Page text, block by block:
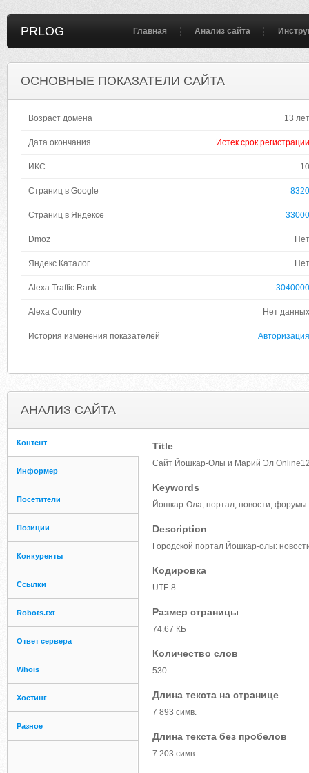
PRLOG Главная Анализ сайта
ОСНОВНЫЕ ПОКАЗАТЕЛИ САЙТА
Возраст домена 13 лет
Дата окончания Истек срок регистрации
ИКС 10
Страниц в Google 8320
Страниц в Яндексе 33000
Dmoz Нет
Яндекс Каталог Нет
Alexa Traffic Rank 3040000
Alexa Country Нет данных
История изменения показателей Авторизация
АНАЛИЗ САЙТА
Контент
Информер
Посетители
Позиции
Конкуренты
Ссылки
Robots.txt
Ответ сервера
Whois
Хостинг
Разное
Title
Сайт Йошкар-Олы и Марий Эл
Keywords
Йошкар-Ола, портал, новости, форумы
Description
Городской портал Йошкар-олы:
Кодировка
UTF-8
Размер страницы
74.67 КБ
Количество слов
530
Длина текста на странице
7 893 симв.
Длина текста без пробелов
7 203 симв.